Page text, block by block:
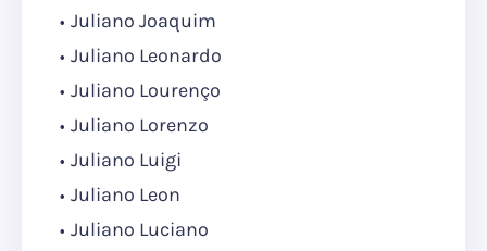
Juliano Joaquim
Juliano Leonardo
Juliano Lourenço
Juliano Lorenzo
Juliano Luigi
Juliano Leon
Juliano Luciano